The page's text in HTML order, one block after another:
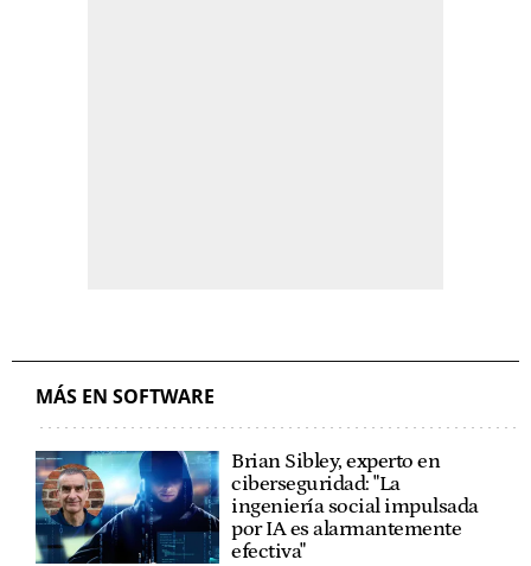
MÁS EN SOFTWARE
Brian Sibley, experto en
ciberseguridad: "La
ingeniería social impulsada
por IA es alarmantemente
efectiva"